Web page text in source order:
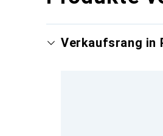
Verkaufsrang in